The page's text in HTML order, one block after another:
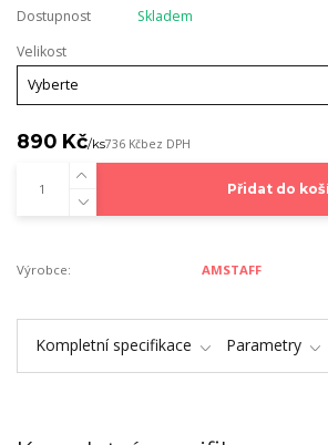
Dostupnost
Skladem
Velikost
890 Kč/ks736 Kčbez DPH
Přidat do
Výrobce: AMSTAFF
Kompletní specifikace Parametry